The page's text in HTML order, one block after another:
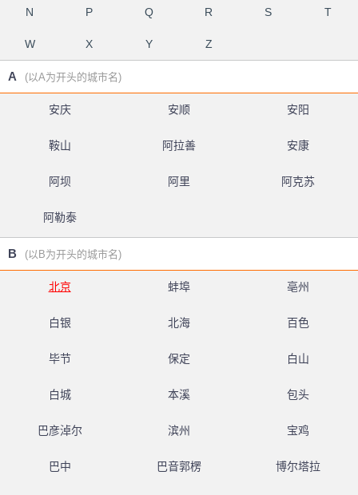
N P Q R S T
W X Y Z
A (以A为开头的城市名)
安庆 安顺 安阳
鞍山 阿拉善 安康
阿坝 阿里 阿克苏
阿勒泰
B (以B为开头的城市名)
北京 蚌埠 亳州
白银 北海 百色
毕节 保定 白山
白城 本溪 包头
巴彦淖尔 滨州 宝鸡
巴中 巴音郭楞 博尔塔拉